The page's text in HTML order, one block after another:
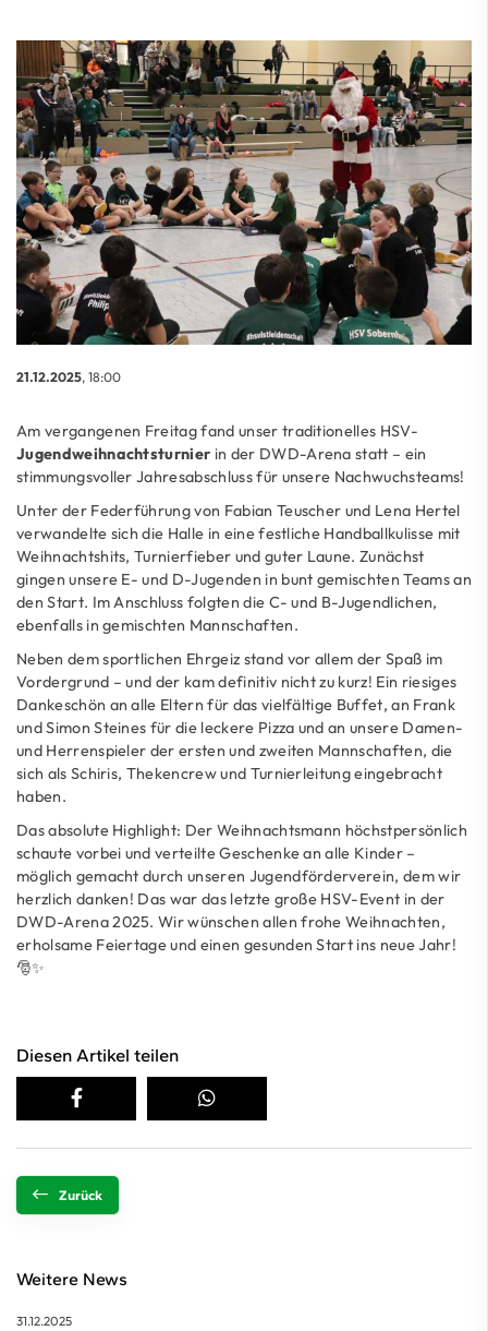
21.12.2025, 18:00
Am vergangenen Freitag fand unser traditionelles HSV-
Jugendweihnachtsturnier in der DWD-Arena statt – ein
stimmungsvoller Jahresabschluss für unsere Nachwuchsteams!
Unter der Federführung von Fabian Teuscher und Lena Hertel
verwandelte sich die Halle in eine festliche Handballkulisse mit
Weihnachtshits, Turnierfieber und guter Laune. Zunächst
gingen unsere E- und D-Jugenden in bunt gemischten Teams an
den Start. Im Anschluss folgten die C- und B-Jugendlichen,
ebenfalls in gemischten Mannschaften.
Neben dem sportlichen Ehrgeiz stand vor allem der Spaß im
Vordergrund – und der kam definitiv nicht zu kurz! Ein riesiges
Dankeschön an alle Eltern für das vielfältige Buffet, an Frank
und Simon Steines für die leckere Pizza und an unsere Damen-
und Herrenspieler der ersten und zweiten Mannschaften, die
sich als Schiris, Thekencrew und Turnierleitung eingebracht
haben.
Das absolute Highlight: Der Weihnachtsmann höchstpersönlich
schaute vorbei und verteilte Geschenke an alle Kinder –
möglich gemacht durch unseren Jugendförderverein, dem wir
herzlich danken! Das war das letzte große HSV-Event in der
DWD-Arena 2025. Wir wünschen allen frohe Weihnachten,
erholsame Feiertage und einen gesunden Start ins neue Jahr!
🎅✨
Diesen Artikel teilen
Zurück
Weitere News
31.12.2025